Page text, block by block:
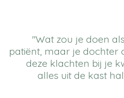
"Wat zou je doen
patiënt, maar je dochter
deze klachten bij je
alles uit de kast